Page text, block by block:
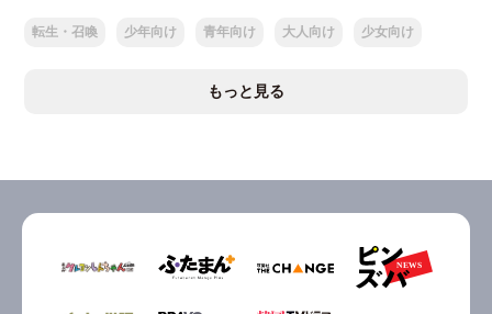
転生・召喚 少年向け 青年向け 大人向け 少女向け
もっと見る